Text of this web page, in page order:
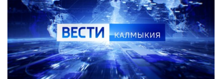
6 августа, 07:36
Вести Калмыкия. Утренний выпуск от 06.08.2026.